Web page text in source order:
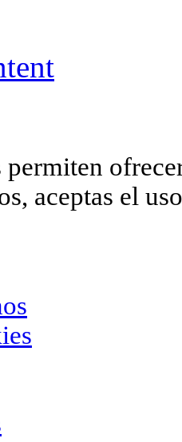
permiten
aceptas el